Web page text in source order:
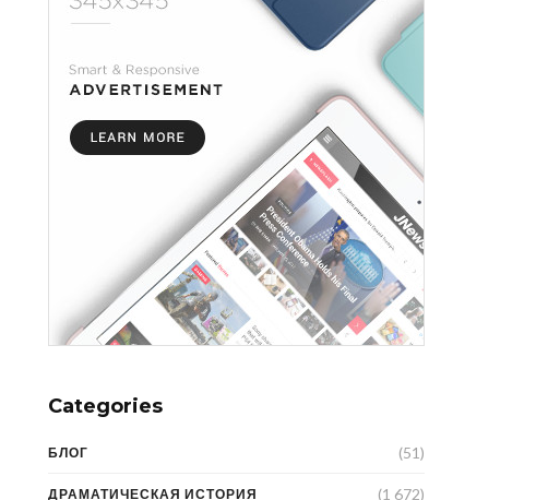
Categories
БЛОГ (51)
ДРАМАТИЧЕСКАЯ ИСТОРИЯ (1 672)